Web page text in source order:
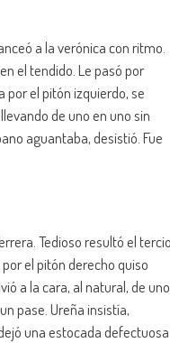
a la verónica con ritmo.
el tendido. Le pasó por
por el pitón izquierdo, se
de uno en uno sin
aguantaba, desistió. Fue
Tedioso resultó el
el pitón derecho quiso
a la cara, al natural, de uno
pase. Ureña insistía,
una estocada defectuosa